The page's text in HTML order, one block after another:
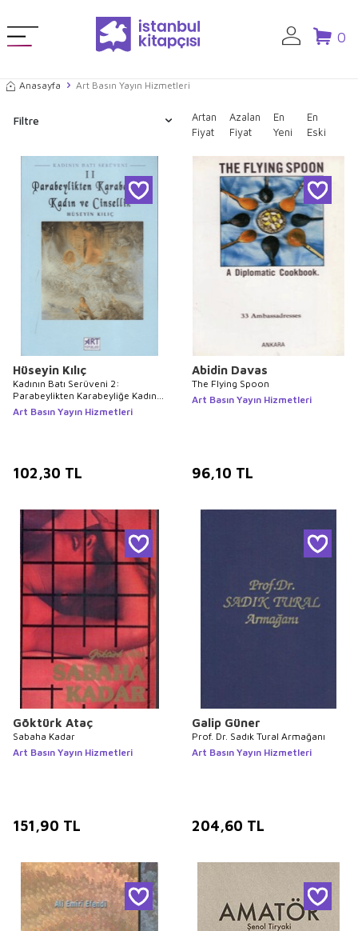
0
Anasayfa Art Basın Yayın Hizmetleri
Filtre
Artan
Fiyat
Azalan
Fiyat
En
Yeni
En
Eski
Hüseyin Kılıç
Kadının Batı Serüveni 2:
Parabeylikten Karabeyliğe Kadın
ve Cinsellik
Art Basın Yayın Hizmetleri
102,30 TL
Abidin Davas
The Flying Spoon
Art Basın Yayın Hizmetleri
96,10 TL
Göktürk Ataç
Sabaha Kadar
Art Basın Yayın Hizmetleri
151,90 TL
Galip Güner
Prof. Dr. Sadık Tural Armağanı
Art Basın Yayın Hizmetleri
204,60 TL